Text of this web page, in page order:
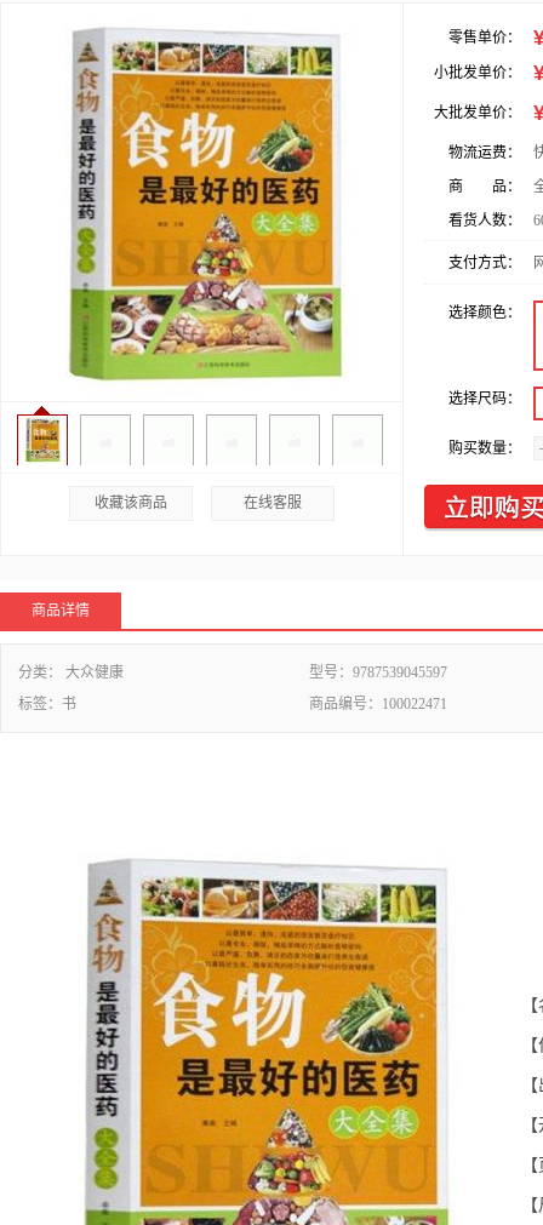
收藏该商品 在线客服
零售单价：
小批发单价：
大批发单价：
物流运费：
商 品：
看货人数：
支付方式：
选择颜色：
选择尺码：
购买数量：
商品详情
分类： 大众健康 型号： 9787539045597
标签： 书 商品编号： 100022471